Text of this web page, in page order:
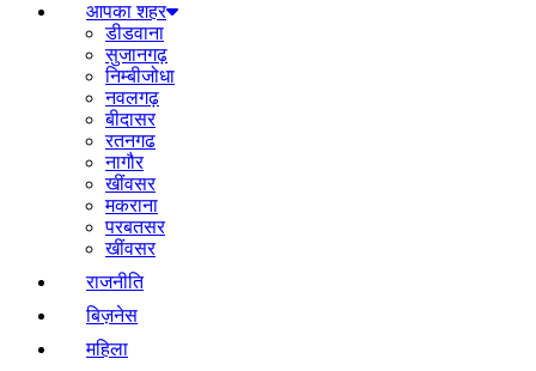
आपका शहर
डीडवाना
सुजानगढ़
निम्बीजोधा
नवलगढ़
बीदासर
रतनगढ
नागौर
खींवसर
मकराना
परबतसर
खींवसर
राजनीति
बिज़नेस
महिला